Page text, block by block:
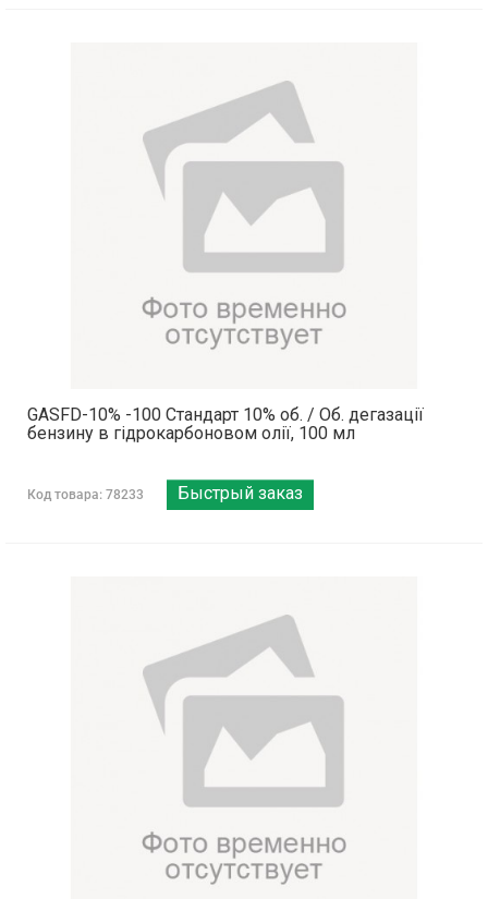
GASFD-10% -100 Стандарт 10% об. / Об. дегазації
бензину в гідрокарбоновом олії, 100 мл
Код товара: 78233 Быстрый заказ